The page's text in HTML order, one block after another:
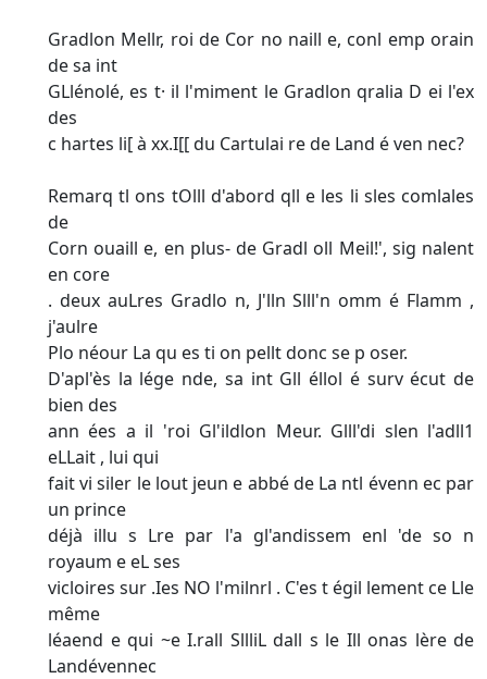
Gradlon Mellr, roi de Cor no naill e, conl emp orain
de sa int
GLlénolé, es t· il l'miment le Gradlon qralia D ei l'ex
des
c hartes li[ à xx.I[[ du Cartulai re de Land é ven nec?
Remarq tl ons tOlll d'abord qll e les li sles comlales
de
Corn ouaill e, en plus- de Gradl oll Meil!', sig nalent
en core
. deux auLres Gradlo n, J'lln Slll'n omm é Flamm ,
j'aulre
Plo néour La qu es ti on pellt donc se p oser.
D'apl'ès la lége nde, sa int Gll éllol é surv écut de
bien des
ann ées a il 'roi Gl'ildlon Meur. Glll'di slen l'adll1
eLLait , lui qui
fait vi siler le lout jeun e abbé de La ntl évenn ec par
un prince
déjà illu s Lre par l'a gl'andissem enl 'de so n
royaum e eL ses
vicloires sur .Ies NO l'milnrl . C'es t égil lement ce Lle
même
léaend e qui ~e I.rall SllliL dall s le Ill onas lère de
Landévennec